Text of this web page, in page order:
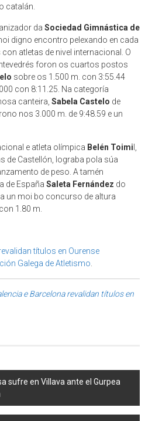
catalán.
da Sociedad Gimnástica de
digno encontro pelexando en cada
atletas de nivel internacional. O
foron os cuartos postos
sobre os 1.500 m. con 3:55.44
con 8:11.25. Na categoría
canteira, Sabela Castelo de
nos 3.000 m. de 9:48.59 e un
e atleta olímpica Belén Toimi l,
de Castellón, lograba pola súa
de peso. A tamén
de España Saleta Fernández do
un moi bo concurso de altura
1.80 m.
títulos en Ourense
Galega de Atletismo.
e Barcelona revalidan títulos en
sufre en Villava ante el Gurpea